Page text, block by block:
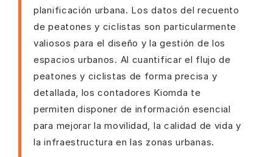
planificación urbana. Los datos del recuento
de peatones y ciclistas son particularmente
valiosos para el diseño y la gestión de los
espacios urbanos. Al cuantificar el flujo de
peatones y ciclistas de forma precisa y
detallada, los contadores Kiomda te
permiten disponer de información esencial
para mejorar la movilidad, la calidad de vida y
la infraestructura en las zonas urbanas.